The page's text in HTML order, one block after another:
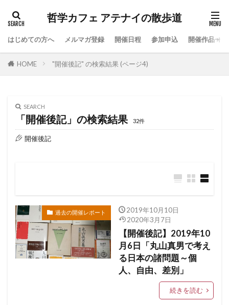
哲学カフェ アテナイの散歩道
はじめての方へ メルマガ登録 開催日程 参加申込 開催作品一覧
HOME "開催後記" の検索結果 (ページ4)
SEARCH
「開催後記」の検索結果 32件
開催後記
過去の開催レポート
2019年10月10日
2020年3月7日
【開催後記】2019年10
月6日「丸山真男で考え
る日本の諸問題～個
人、自由、差別」
続きを読む